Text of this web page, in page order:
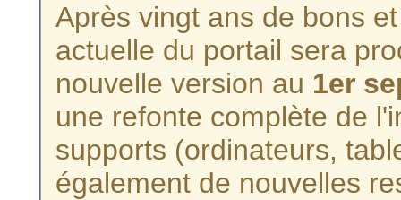
Après vingt ans de bons
actuelle du portail sera
nouvelle version au 1er
une refonte complète de
supports (ordinateurs,
également de nouvelles